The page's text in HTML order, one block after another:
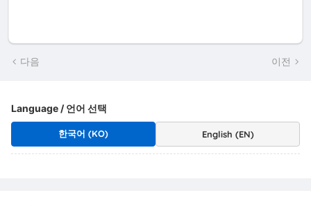
다음 이전
Language / 언어 선택
한국어 (KO) English (EN)